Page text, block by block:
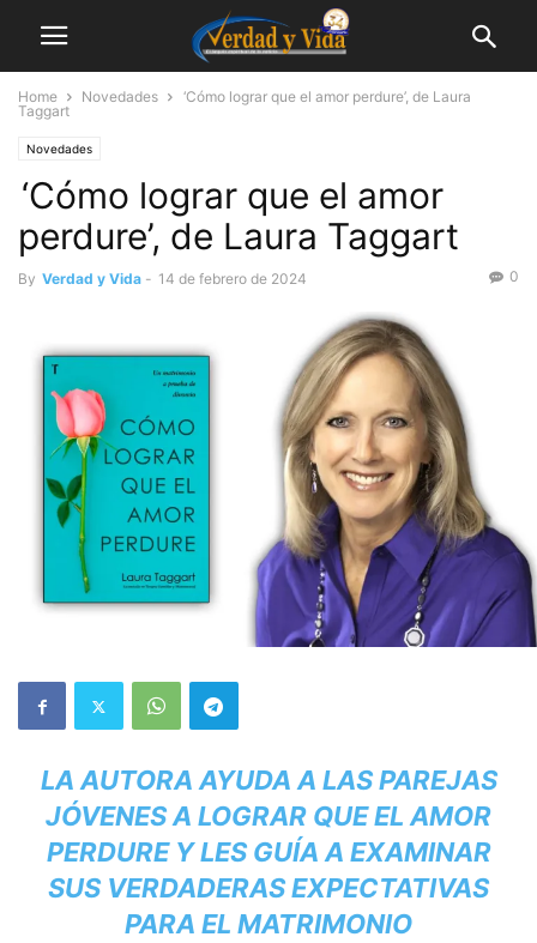
Home Novedades
‘Cómo lograr que el amor perdure’, de Laura
Taggart
Novedades
‘Cómo lograr que el amor
perdure’, de Laura Taggart
By Verdad y Vida - 14 de febrero de 2024 0
LA AUTORA AYUDA A LAS PAREJAS
JÓVENES A LOGRAR QUE EL AMOR
PERDURE Y LES GUÍA A EXAMINAR
SUS VERDADERAS EXPECTATIVAS
PARA EL MATRIMONIO